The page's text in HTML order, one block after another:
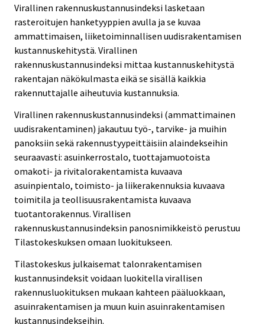
Virallinen rakennuskustannusindeksi lasketaan
rasteroitujen hanketyyppien avulla ja se kuvaa
ammattimaisen, liiketoiminnallisen uudisrakentamisen
kustannuskehitystä. Virallinen
rakennuskustannusindeksi mittaa kustannuskehitystä
rakentajan näkökulmasta eikä se sisällä kaikkia
rakennuttajalle aiheutuvia kustannuksia.
Virallinen rakennuskustannusindeksi (ammattimainen
uudisrakentaminen) jakautuu työ-, tarvike- ja muihin
panoksiin sekä rakennustyypeittäisiin alaindekseihin
seuraavasti: asuinkerrostalo, tuottajamuotoista
omakoti- ja rivitalorakentamista kuvaava
asuinpientalo, toimisto- ja liikerakennuksia kuvaava
toimitila ja teollisuusrakentamista kuvaava
tuotantorakennus. Virallisen
rakennuskustannusindeksin panosnimikkeistö perustuu
Tilastokeskuksen omaan luokitukseen.
Tilastokeskus julkaisemat talonrakentamisen
kustannusindeksit voidaan luokitella virallisen
rakennusluokituksen mukaan kahteen pääluokkaan,
asuinrakentamisen ja muun kuin asuinrakentamisen
kustannusindekseihin.